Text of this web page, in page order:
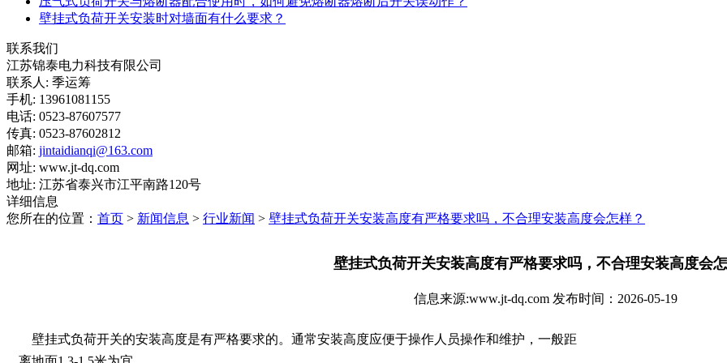
壁挂式负荷开关安装时对墙面有什么要求？
联系我们
江苏锦泰电力科技有限公司
联系人: 季运筹
手机: 13961081155
电话: 0523-87607577
传真: 0523-87602812
邮箱: jintaidianqi@163.com
网址: www.jt-dq.com
地址: 江苏省泰兴市江平南路120号
详细信息
您所在的位置： 首页 > 新闻信息 > 行业新闻 > 壁挂式负荷开关安装高度有严格要求吗，不合理安装高度会怎样？
壁挂式负荷开关安装高度有严格要求吗，不合理安装高度会
信息来源:www.jt-dq.com 发布时间：2026-05-19
壁挂式负荷开关的安装高度是有严格要求的。通常安装高度应便于操作人员操作和维护，一般距